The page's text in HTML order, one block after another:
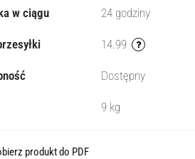
w ciągu 24 godziny
14.99
Dostępny
9 kg
produkt do PDF